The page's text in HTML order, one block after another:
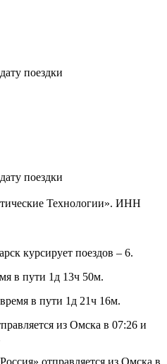
поездки
поездки
Технологии». ИНН
курсирует поездов – 6.
в пути 1д 13ч 50м.
в пути 1д 21ч 16м.
из Омска в 07:26 и